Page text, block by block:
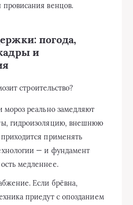
венцов.
погода,
и
строительство?
мороз реально замедляют
гидроизоляцию, внешнюю
применять
— и фундамент
медленнее.
Если брёвна,
приедут с опозданием